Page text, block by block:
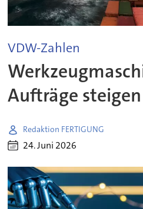
VDW-Zahlen
Aufträge
Redaktion FERTIGUNG
24. Juni 2026